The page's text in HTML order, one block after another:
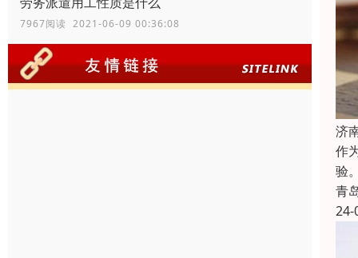
7967阅读 2021-06-09 00:36:08
济
作
验
青
24-